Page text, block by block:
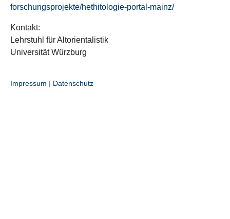
forschungsprojekte/hethitologie-portal-mainz/
Kontakt:
Lehrstuhl für Altorientalistik
Universität Würzburg
Impressum | Datenschutz